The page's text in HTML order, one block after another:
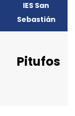
IES San
Sebastián
Pitufos